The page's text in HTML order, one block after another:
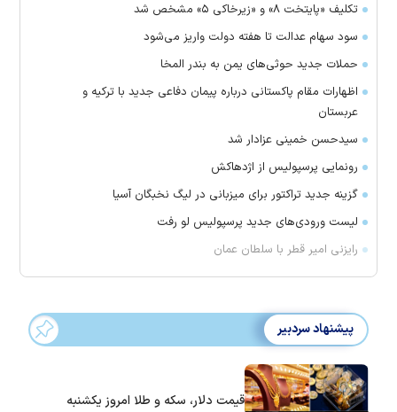
تکلیف «پایتخت ۸» و «زیرخاکی ۵» مشخص شد
سود سهام عدالت تا هفته دولت واریز می‌شود
حملات جدید حوثی‌های یمن به بندر المخا
اظهارات مقام پاکستانی درباره پیمان دفاعی جدید با ترکیه و
عربستان
سیدحسن خمینی عزادار شد
رونمایی پرسپولیس از اژدهاکش
گزینه جدید تراکتور برای میزبانی در لیگ نخبگان آسیا
لیست ورودی‌های جدید پرسپولیس لو رفت
رایزنی امیر قطر با سلطان عمان
پیشنهاد سردبیر
قیمت دلار، سکه و طلا امروز یکشنبه